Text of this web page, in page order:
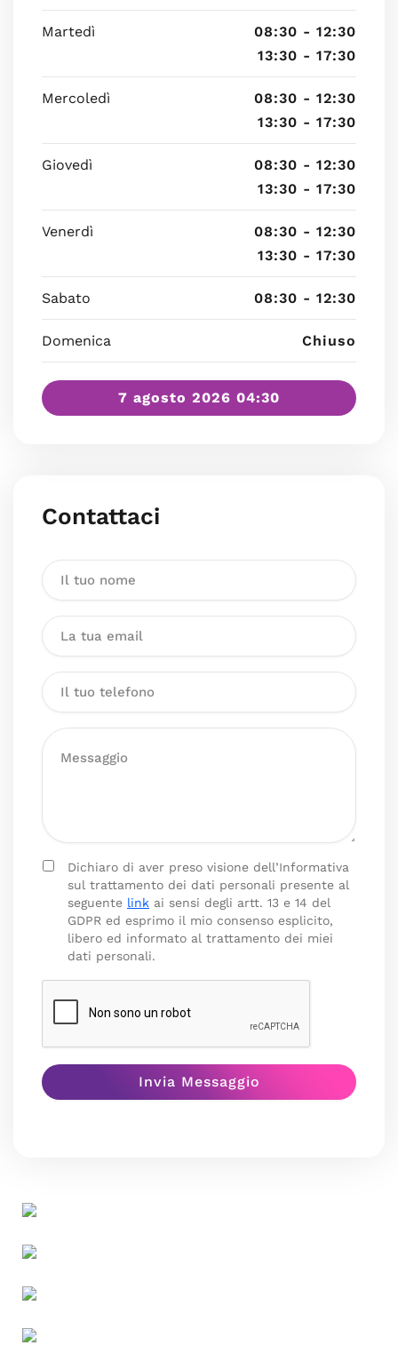
Martedì
08:30 - 12:30
13:30 - 17:30
Mercoledì
08:30 - 12:30
13:30 - 17:30
Giovedì
08:30 - 12:30
13:30 - 17:30
Venerdì
08:30 - 12:30
13:30 - 17:30
Sabato 08:30 - 12:30
Domenica Chiuso
7 agosto 2026 04:30
Contattaci
Dichiaro di aver preso visione dell’Informativa
sul trattamento dei dati personali presente al
seguente link ai sensi degli artt. 13 e 14 del
GDPR ed esprimo il mio consenso esplicito,
libero ed informato al trattamento dei miei
dati personali.